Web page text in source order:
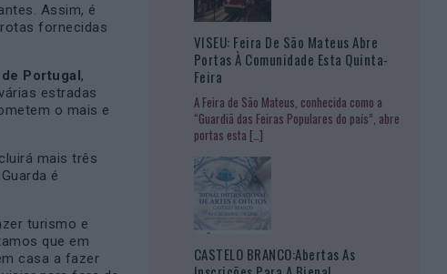
Assim, é
fornecidas
Portugal,
estradas
o mais e
mais três
é
turismo e
que em
casa a fazer
VISEU: Feira De São Mateus Abre
Portas À Comunidade Esta Quinta-
Feira
A Feira de São Mateus, conhecida como a
“Guardiã das Feiras Populares do país”, abre
portas esta […]
CASTELO BRANCO:Abertas As